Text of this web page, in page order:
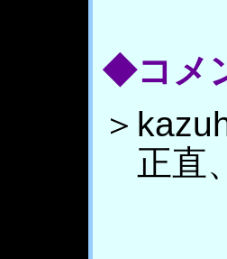
◆コメ
＞
正直